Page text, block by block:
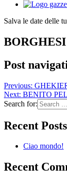
Salva le date delle
Post
Previous:
Next: BENITO
Search for:
Recent Posts
Ciao mondo!
Recent